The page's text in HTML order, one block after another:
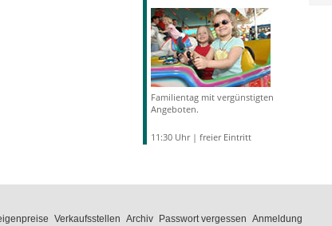
Familientag mit vergünstigten
Angeboten.
11:30 Uhr | freier Eintritt
Verkaufsstellen Archiv Passwort vergessen Anmeldung